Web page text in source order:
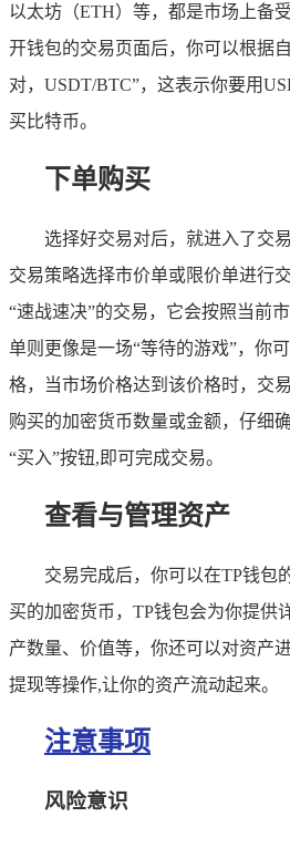
以太坊（ETH）等，都是市场上备
开钱包的交易页面后，你可以根据
对，USDT/BTC”，这表示你要用
买比特币。
下单购买
选择好交易对后，就进入了交
交易策略选择市价单或限价单进行
“速战速决”的交易，它会按照当前
单则更像是一场“等待的游戏”，你
格，当市场价格达到该价格时，交
购买的加密货币数量或金额，仔细
“买入”按钮,即可完成交易。
查看与管理资产
交易完成后，你可以在TP钱包
买的加密货币，TP钱包会为你提供
产数量、价值等，你还可以对资产
提现等操作,让你的资产流动起来。
注意事项
风险意识